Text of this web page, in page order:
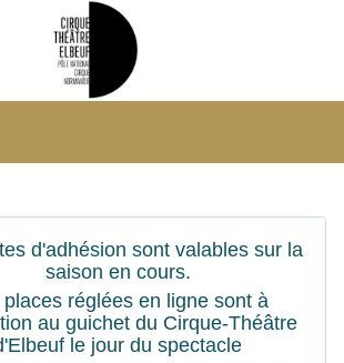
d'adhésion sont valables sur la
saison en cours.
places réglées en ligne sont à
au guichet du Cirque-Théâtre
le jour du spectacle